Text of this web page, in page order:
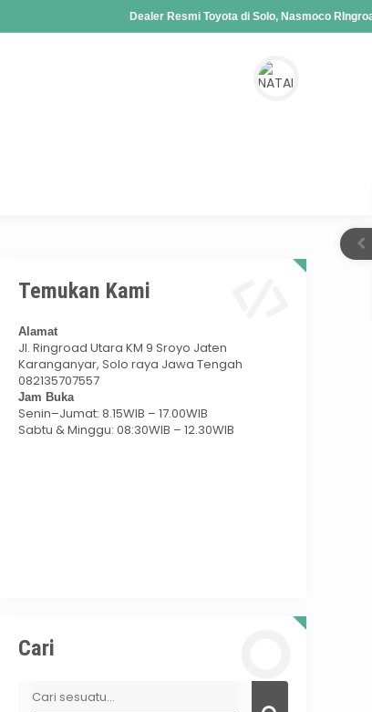
Dealer Resmi Toyota di Solo, Nasmoco RIngroad
Fortuner, Rush, Sienta, Yaris, Alphard, Vellfire,
Temukan Kami
Alamat
Jl. Ringroad Utara KM 9 Sroyo Jaten
Karanganyar, Solo raya Jawa Tengah
082135707557
Jam Buka
Senin–Jumat: 8.15WIB – 17.00WIB
Sabtu & Minggu: 08:30WIB – 12.30WIB
Cari